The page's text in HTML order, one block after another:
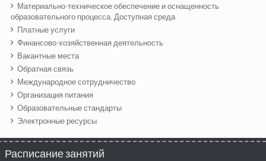
Материально-техническое обеспечение и оснащенность
образовательного процесса. Доступная среда
Платные услуги
Финансово-хозяйственная деятельность
Вакантные места
Обратная связь
Международное сотрудничество
Организация питания
Образовательные стандарты
Электронные ресурсы
Расписание занятий